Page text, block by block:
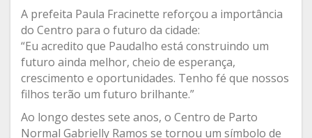
A prefeita Paula Fracinette reforçou a importância
do Centro para o futuro da cidade:
“Eu acredito que Paudalho está construindo um
futuro ainda melhor, cheio de esperança,
crescimento e oportunidades. Tenho fé que nossos
filhos terão um futuro brilhante.”
Ao longo destes sete anos, o Centro de Parto
Normal Gabrielly Ramos se tornou um símbolo de